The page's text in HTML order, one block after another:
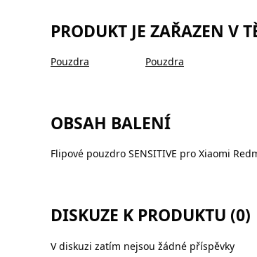
PRODUKT JE ZAŘAZEN V
Pouzdra Pouzdra
OBSAH BALENÍ
Flipové pouzdro SENSITIVE pro Xiaomi
DISKUZE K PRODUKTU (0)
V diskuzi zatím nejsou žádné příspěvky